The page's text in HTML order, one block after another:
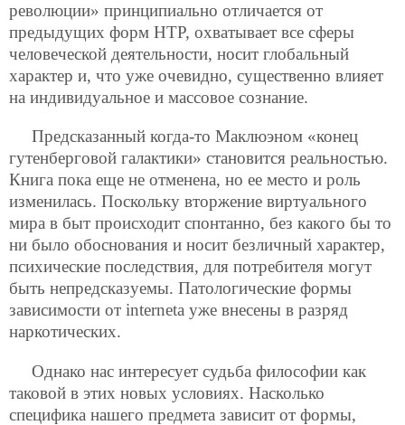
революции» принципиально отличается от
предыдущих форм НТР, охватывает все сферы
человеческой деятельности, носит глобальный
характер и, что уже очевидно, существенно влияет
на индивидуальное и массовое сознание.
Предсказанный когда-то Маклюэном «конец
гутенберговой галактики» становится реальностью.
Книга пока еще не отменена, но ее место и роль
изменилась. Поскольку вторжение виртуального
мира в быт происходит спонтанно, без какого бы то
ни было обоснования и носит безличный характер,
психические последствия, для потребителя могут
быть непредсказуемы. Патологические формы
зависимости от interneta уже внесены в разряд
наркотических.
Однако нас интересует судьба философии как
таковой в этих новых условиях. Насколько
специфика нашего предмета зависит от формы,